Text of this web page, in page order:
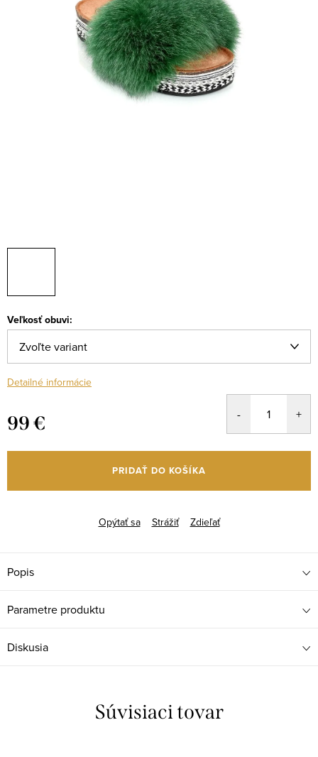
Veľkosť obuvi:
Detailné informácie
99 €
cena:
PRIDAŤ DO KOŠÍKA
Opýtať sa Strážiť Zdieľať
Popis
Parametre produktu
Diskusia
Súvisiaci tovar